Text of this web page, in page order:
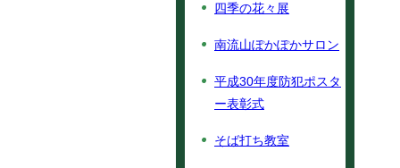
四季の花々展
南流山ぽかぽかサロン
平成30年度防犯ポスタ
ー表彰式
そば打ち教室